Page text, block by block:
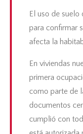
El uso de
para confirmar
afecta la
En viviendas
primera
como parte de
documentos
cumplió con